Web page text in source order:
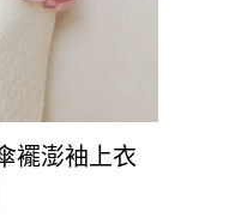
襬澎袖上衣